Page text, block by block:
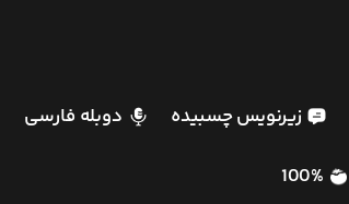
زیرنویس چسبیده دوبله فارسی
100%